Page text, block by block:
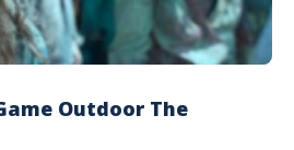
Outdoor The